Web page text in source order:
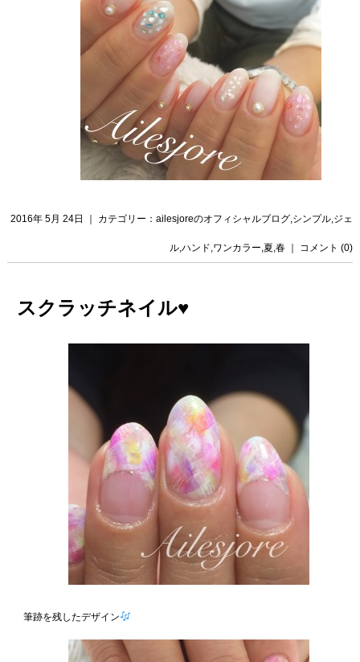
2016年 5月 24日 ｜ カテゴリー：ailesjoreのオフィシャルブログ,シンプル,ジェ
ル,ハンド,ワンカラー,夏,春 コメント (0)
スクラッチネイル♥️
筆跡を残したデザイン